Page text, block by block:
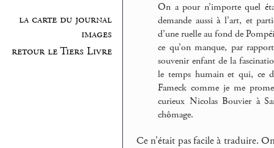
la carte du journal
images
retour le Tiers Livre
On a pour n’importe quel
demande aussi à l’art, et
d’une ruelle au fond de
ce qu’on manque, par
souvenir enfant de la
le temps humain et qui, ce
Fameck comme je me
curieux Nicolas Bouvier à
chômage.
Ce n’était pas facile à traduire.